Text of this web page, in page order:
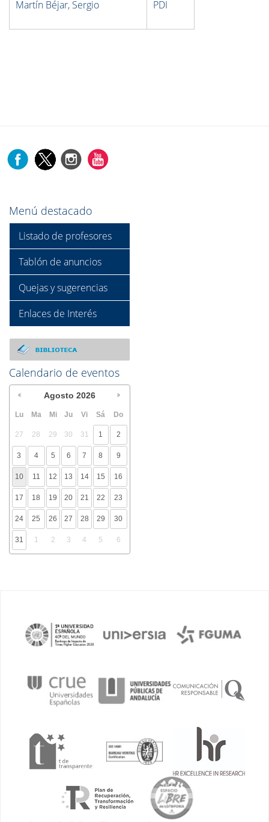
Martín Béjar, Sergio PDI
Menú destacado
Listado de profesores
Tablón de anuncios
Quejas y sugerencias
Enlaces de Interés
Calendario de eventos
Agosto 2026
Lu Ma Mi Ju Vi Sá Do
27 28 29 30 31 1 2
3 4 5 6 7 8 9
10 11 12 13 14 15 16
17 18 19 20 21 22 23
24 25 26 27 28 29 30
31 1 2 3 4 5 6